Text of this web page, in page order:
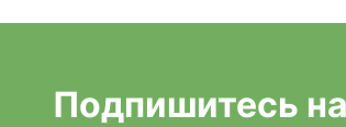
Подпишитесь